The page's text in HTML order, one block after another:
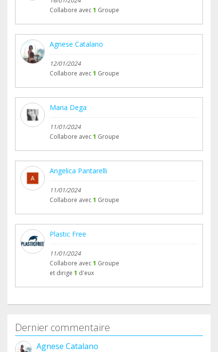
Collabore avec1 Groupe
Agnese Catalano
12/01/2024
Collabore avec1 Groupe
Maria Dega
11/01/2024
Collabore avec1 Groupe
Angelica Pantarelli
11/01/2024
Collabore avec1 Groupe
Plastic Free
11/01/2024
Collabore avec1 Groupe
et dirige 1 d'eux
Dernier commentaire
Agnese Catalano